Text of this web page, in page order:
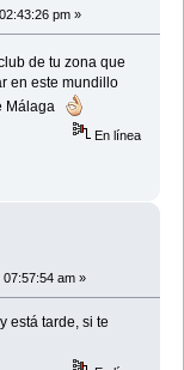
pm »
de tu zona que
en este mundillo
Málaga
En línea
am »
está tarde, si te